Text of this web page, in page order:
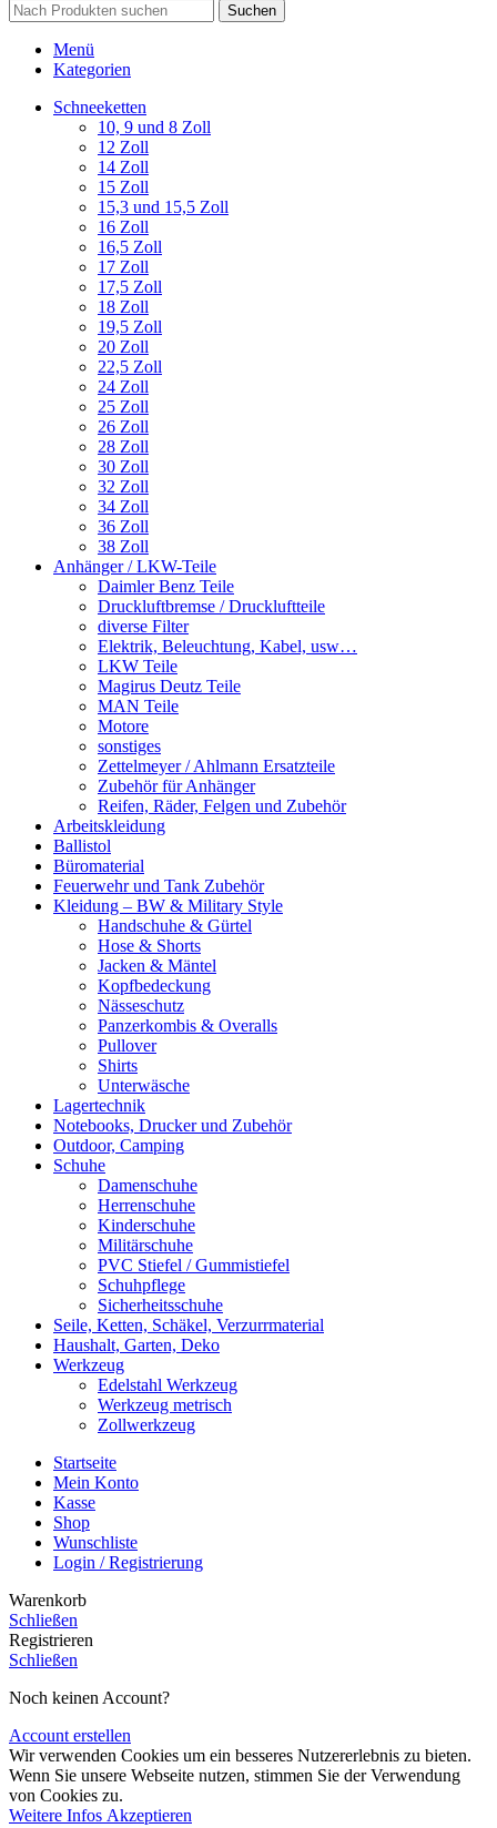
Suchen
Menü
Kategorien
Schneeketten
10, 9 und 8 Zoll
12 Zoll
14 Zoll
15 Zoll
15,3 und 15,5 Zoll
16 Zoll
16,5 Zoll
17 Zoll
17,5 Zoll
18 Zoll
19,5 Zoll
20 Zoll
22,5 Zoll
24 Zoll
25 Zoll
26 Zoll
28 Zoll
30 Zoll
32 Zoll
34 Zoll
36 Zoll
38 Zoll
Anhänger / LKW-Teile
Daimler Benz Teile
Druckluftbremse / Druckluftteile
diverse Filter
Elektrik, Beleuchtung, Kabel, usw…
LKW Teile
Magirus Deutz Teile
MAN Teile
Motore
sonstiges
Zettelmeyer / Ahlmann Ersatzteile
Zubehör für Anhänger
Reifen, Räder, Felgen und Zubehör
Arbeitskleidung
Ballistol
Büromaterial
Feuerwehr und Tank Zubehör
Kleidung – BW & Military Style
Handschuhe & Gürtel
Hose & Shorts
Jacken & Mäntel
Kopfbedeckung
Nässeschutz
Panzerkombis & Overalls
Pullover
Shirts
Unterwäsche
Lagertechnik
Notebooks, Drucker und Zubehör
Outdoor, Camping
Schuhe
Damenschuhe
Herrenschuhe
Kinderschuhe
Militärschuhe
PVC Stiefel / Gummistiefel
Schuhpflege
Sicherheitsschuhe
Seile, Ketten, Schäkel, Verzurrmaterial
Haushalt, Garten, Deko
Werkzeug
Edelstahl Werkzeug
Werkzeug metrisch
Zollwerkzeug
Startseite
Mein Konto
Kasse
Shop
Wunschliste
Login / Registrierung
Warenkorb
Schließen
Registrieren
Schließen
Noch keinen Account?
Account erstellen
Wir verwenden Cookies um ein besseres Nutzererlebnis zu bieten.
Wenn Sie unsere Webseite nutzen, stimmen Sie der Verwendung
von Cookies zu.
Weitere Infos Weitere
Akzeptieren